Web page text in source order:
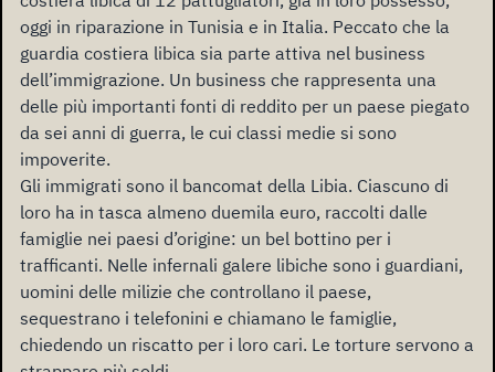
oggi in riparazione in Tunisia e in Italia. Peccato che la
guardia costiera libica sia parte attiva nel business
dell’immigrazione. Un business che rappresenta una
delle più importanti fonti di reddito per un paese piegato
da sei anni di guerra, le cui classi medie si sono
impoverite.
Gli immigrati sono il bancomat della Libia. Ciascuno di
loro ha in tasca almeno duemila euro, raccolti dalle
famiglie nei paesi d’origine: un bel bottino per i
trafficanti. Nelle infernali galere libiche sono i guardiani,
uomini delle milizie che controllano il paese,
sequestrano i telefonini e chiamano le famiglie,
chiedendo un riscatto per i loro cari. Le torture servono a